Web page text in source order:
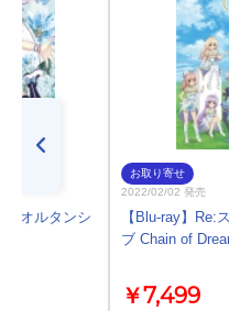
! オルタンシ
お取り寄せ
2022/02/02 発売
【Blu-ray】Re:
ブ Chain of
￥7,499